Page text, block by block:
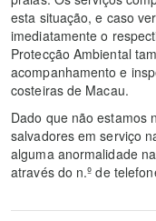
esta situação, e caso
imediatamente o
Protecção Ambiental
acompanhamento e
costeiras de Macau.
Dado que não estamos
salvadores em serviço
alguma anormalidade
através do n.º de